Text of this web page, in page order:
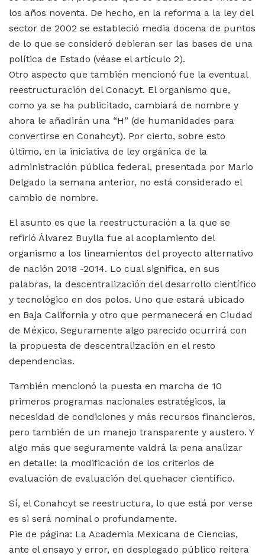
los años noventa. De hecho, en la reforma a la ley del
sector de 2002 se estableció media docena de puntos
de lo que se consideró debieran ser las bases de una
política de Estado (véase el artículo 2).
Otro aspecto que también mencionó fue la eventual
reestructuración del Conacyt. El organismo que,
como ya se ha publicitado, cambiará de nombre y
ahora le añadirán una “H” (de humanidades para
convertirse en Conahcyt). Por cierto, sobre esto
último, en la iniciativa de ley orgánica de la
administración pública federal, presentada por Mario
Delgado la semana anterior, no está considerado el
cambio de nombre.
El asunto es que la reestructuración a la que se
refirió Álvarez Buylla fue al acoplamiento del
organismo a los lineamientos del proyecto alternativo
de nación 2018 -2014. Lo cual significa, en sus
palabras, la descentralización del desarrollo científico
y tecnológico en dos polos. Uno que estará ubicado
en Baja California y otro que permanecerá en Ciudad
de México. Seguramente algo parecido ocurrirá con
la propuesta de descentralización en el resto
dependencias.
También mencionó la puesta en marcha de 10
primeros programas nacionales estratégicos, la
necesidad de condiciones y más recursos financieros,
pero también de un manejo transparente y austero. Y
algo más que seguramente valdrá la pena analizar
en detalle: la modificación de los criterios de
evaluación de evaluación del quehacer científico.
Sí, el Conahcyt se reestructura, lo que está por verse
es si será nominal o profundamente.
Pie de página: La Academia Mexicana de Ciencias,
ante el ensayo y error, en desplegado público reitera